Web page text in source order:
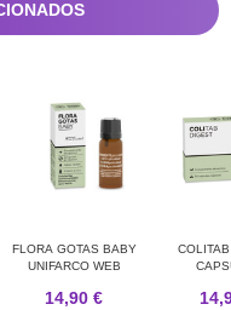
FLORA GOTAS BABY
UNIFARCO WEB
14,90 €